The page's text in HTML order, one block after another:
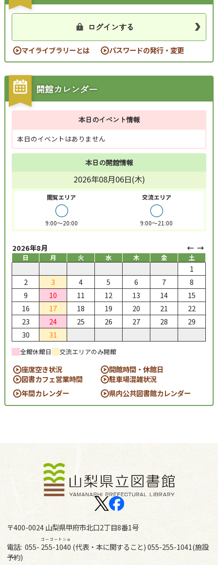
ログインする
マイライブラリーとは パスワードの発行・変更
開館カレンダー
本日のイベント情報
本日のイベントはありません
本日の開館情報
2026年08月06日(木)
閲覧エリア
○
9:00～20:00
交流エリア
○
9:00～21:00
2026年8月
日 月 火 水 木 金 土
1
2
3 4 5 6 7
8
9
10 11 12 13 14
15
16
17 18 19 20 21
22
23
24 25 26 27 28
29
30
31
全館休館日 交流エリアのみ開館
座席空き状況
開館時間・休館日
図書カフェ営業時間
駐車場混雑状況
年間カレンダー
県内公共図書館カレンダー
〒400-0024 山梨県甲府市北口2丁目8番1号
電話: 055- 255-1040
ゴーゴートショ
(代表・本に関すること) 055-255-1041(施設
予約)